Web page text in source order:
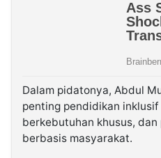
Dalam pidatonya, Abdul
penting pendidikan
berkebutuhan khusus,
berbasis masyarakat.